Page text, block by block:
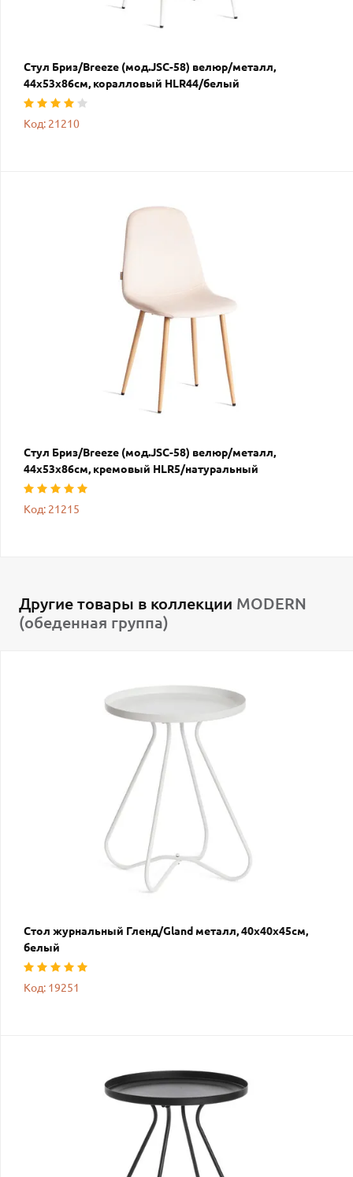
Стул Бриз/Breeze (мод.JSC-58) велюр/металл,
44х53х86см, коралловый HLR44/белый
Код: 21210
Стул Бриз/Breeze (мод.JSC-58) велюр/металл,
44х53х86см, кремовый HLR5/натуральный
Код: 21215
Другие товары в коллекции MODERN
(обеденная группа)
Стол журнальный Гленд/Gland металл, 40х40х45см,
белый
Код: 19251